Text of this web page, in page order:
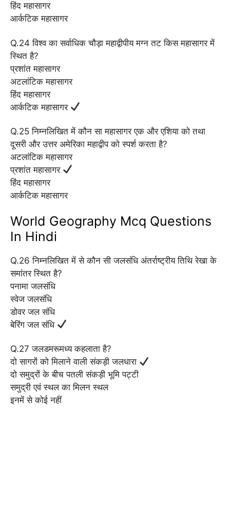
हिंद महासागर
आर्कटिक महासागर
Q.24 विश्व का सर्वाधिक चौड़ा महाद्वीपीय मग्न तट किस महासागर में
स्थित है?
प्रशांत महासागर
अटलांटिक महासागर
हिंद महासागर
आर्कटिक महासागर
Q.25 निम्नलिखित में कौन सा महासागर एक और एशिया को तथा
दूसरी और उत्तर अमेरिका महाद्वीप को स्पर्श करता है?
अटलांटिक महासागर
प्रशांत महासागर
हिंद महासागर
आर्कटिक महासागर
World Geography Mcq Questions
In Hindi
Q.26 निम्नलिखित में से कौन सी जलसंधि अंतर्राष्ट्रीय तिथि रेखा के
समांतर स्थित है?
पनामा जलसंधि
स्वेज जलसंधि
डोवर जल संधि
बेरिंग जल संधि
Q.27 जलडमरूमध्य कहलाता है?
दो सागरों को मिलाने वाली संकड़ी जलधारा
दो समुद्रों के बीच पतली संकड़ी भूमि पट्टी
समुद्री एवं स्थल का मिलन स्थल
इनमें से कोई नहीं